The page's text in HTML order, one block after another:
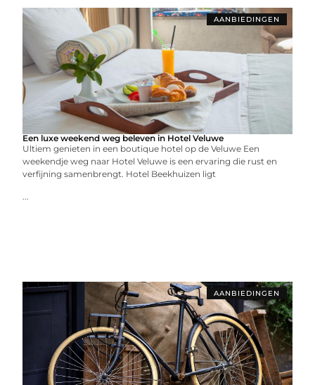
AANBIEDINGEN
Een luxe weekend weg beleven in Hotel Veluwe
Ultiem genieten in een boutique hotel op de Veluwe Een
weekendje weg naar Hotel Veluwe is een ervaring die rust en
verfijning samenbrengt. Hotel Beekhuizen ligt
...
AANBIEDINGEN